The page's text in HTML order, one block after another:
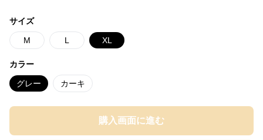
サイズ
M L XL
カラー
グレー カーキ
購入画面に進む